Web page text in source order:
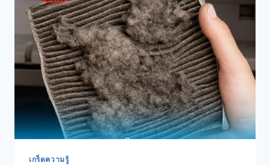
เกร็ดความรู้